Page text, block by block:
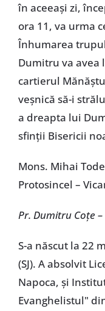
în aceeaşi zi,
ora 11, va urma
Înhumarea
Dumitru va
cartierul
veşnică să-i
a dreapta lui
sfinţii Bisericii
Mons. Mihai
Protosincel –
Pr. Dumitru Coţe
S-a născut la 22
(SJ). A absolvit
Napoca, şi
Evanghelistul"